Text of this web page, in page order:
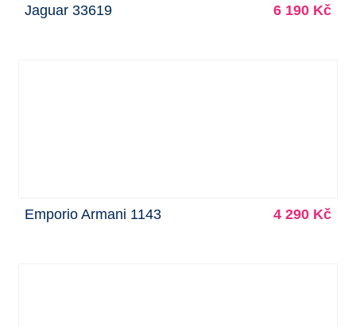
Jaguar 33619 6 190 Kč
Emporio Armani 1143 4 290 Kč